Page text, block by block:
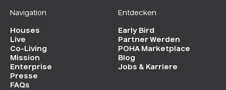
Navigation
Houses
Live
Co-Living
Mission
Enterprise
Presse
FAQs
Entdecken
Early Bird
Partner Werden
POHA Marketplace
Blog
Jobs & Karriere